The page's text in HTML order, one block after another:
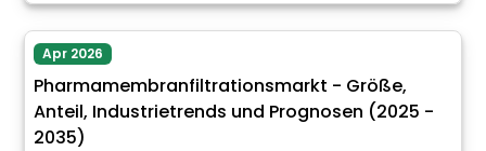
Apr 2026
Pharmamembranfiltrationsmarkt - Größe,
Anteil, Industrietrends und Prognosen (2025 -
2035)